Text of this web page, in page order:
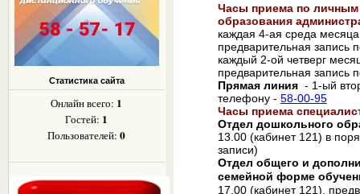
Статистика сайта
Онлайн всего: 1
Гостей: 1
Пользователей:0
Часы приема по личным
образования
каждая 4-ая среда
предварительная запись
каждый 2-ой четверг
предварительная запись
Прямая линия- 1-ый
телефону - 58-00-95
Часы приема
Отдел дошкольного
13.00 (кабинет 121) в
записи)
Отдел общего и
семейной форме
17.00 (кабинет 121),